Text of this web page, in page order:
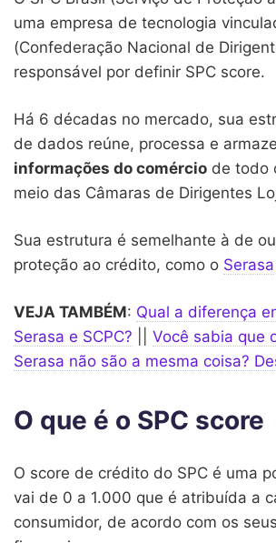
uma empresa de tecnologia
(Confederação Nacional de
responsável por definir SPC score.
Há 6 décadas no mercado, sua
de dados reúne, processa e
informações do comércio de todo
meio das Câmaras de Dirigentes
Sua estrutura é semelhante à de
proteção ao crédito, como o Serasa
VEJA TAMBÉM: Qual a diferença
Serasa e SCPC?
Você sabia que
Serasa não são a mesma coisa?
O que é o SPC score
O score de crédito do SPC é uma
vai de 0 a 1.000 que é atribuída a
consumidor, de acordo com os